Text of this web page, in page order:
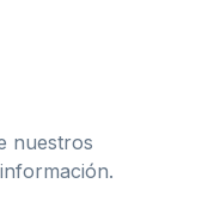
nuestros